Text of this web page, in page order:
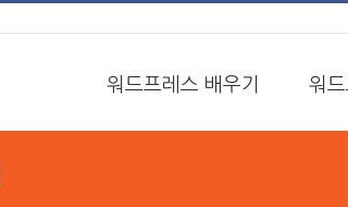
워드프레스 배우기 워